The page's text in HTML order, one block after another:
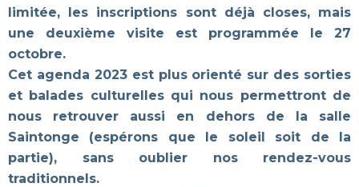
limitée, les inscriptions sont déjà closes, mais
une deuxième visite est programmée le 27
octobre.
Cet agenda 2023 est plus orienté sur des sorties
et balades culturelles qui nous permettront de
nous retrouver aussi en dehors de la salle
Saintonge (espérons que le soleil soit de la
partie), sans oublier nos rendez-vous
traditionnels.